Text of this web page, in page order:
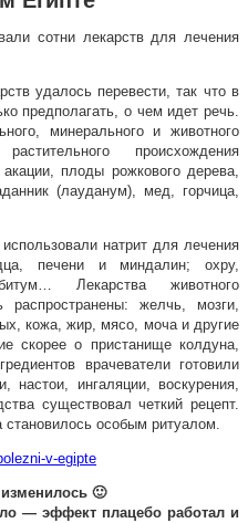
сотни лекарств для лечения
удалось перевести, так что в
предполагать, о чем идет речь.
минерального и животного
происхождения
плоды рожкового дерева,
(лауданум), мед, горчица,
натрит для лечения
печени и миндалин; охру,
Лекарства животного
желчь, мозги,
кожа, жир, мясо, моча и другие
скорее о пристанище колдуна,
врачеватели готовили
настои, ингаляции, воскурения,
существовал четкий рецепт.
становилось особым ритуалом.
v-egipte
🙂
— эффект плацебо работал и